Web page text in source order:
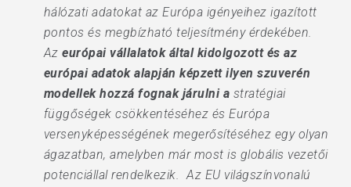
hálózati adatokat az Európa igényeihez igazított
pontos és megbízható teljesítmény érdekében.
Azeurópai vállalatok által kidolgozott és az
európai adatok alapján képzett ilyen szuverén
modellek hozzá fognak járulni a stratégiai
függőségek csökkentéséhez és Európa
versenyképességének megerősítéséhez egy olyan
ágazatban, amelyben már most is globális vezetői
potenciállal rendelkezik. Az EU világszínvonalú